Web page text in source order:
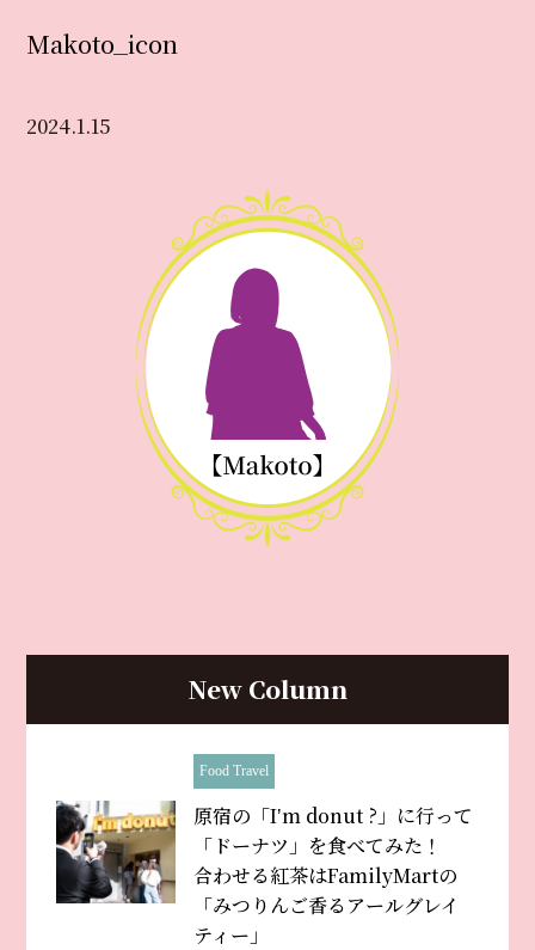
Makoto_icon
2024.1.15
New Column
Food Travel
原宿の「Iʼm donut ?」に行って
「ドーナツ」を食べてみた！
合わせる紅茶はFamilyMartの
「みつりんご香るアールグレイ
ティー」